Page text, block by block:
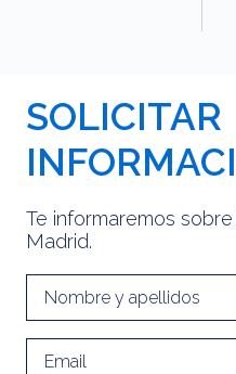
SOLICITAR
Te informaremos
Madrid.